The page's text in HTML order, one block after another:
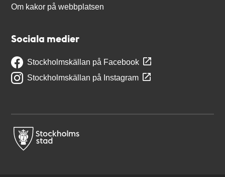
Om kakor på webbplatsen
Sociala medier
Stockholmskällan på Facebook
Stockholmskällan på Instagram